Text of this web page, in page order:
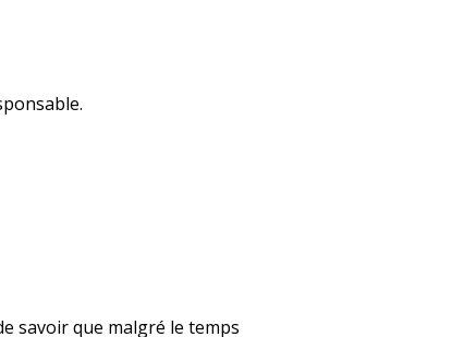
savoir que malgré le temps